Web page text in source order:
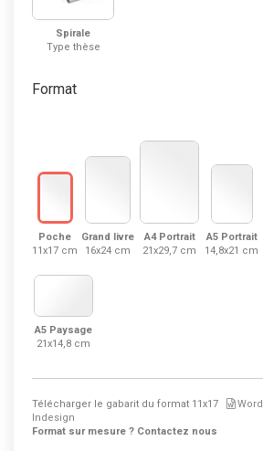
Spirale
Type thèse
Format
Poche
11x17 cm
Grand livre
16x24 cm
A4 Portrait
21x29,7 cm
A5 Portrait
14,8x21 cm
A5 Paysage
21x14,8 cm
Télécharger le gabarit du format 11x17 Word
Indesign
Format sur mesure ? Contactez nous